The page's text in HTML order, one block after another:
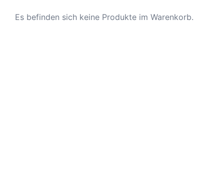
Es befinden sich keine Produkte im Warenkorb.